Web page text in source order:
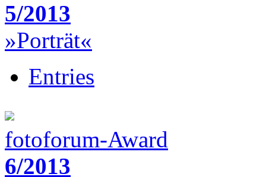
5/2013
»Porträt«
Entries
fotoforum-Award
6/2013